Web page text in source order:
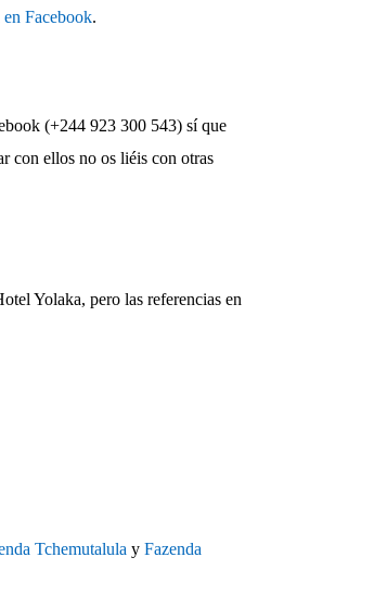
en Facebook.
(+244 923 300 543) sí que
con ellos no os liéis con otras
Yolaka, pero las referencias en
Tchemutalula y Fazenda